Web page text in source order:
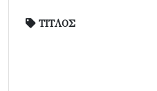
ΤΙΤΛΟΣ